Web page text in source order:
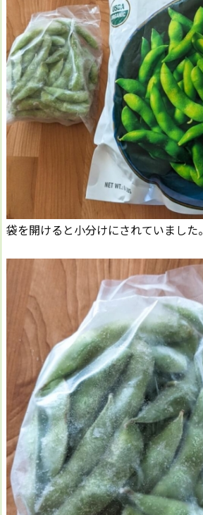
袋を開けると小分けにされていました。